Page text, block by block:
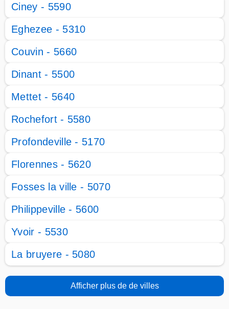
Ciney - 5590
Eghezee - 5310
Couvin - 5660
Dinant - 5500
Mettet - 5640
Rochefort - 5580
Profondeville - 5170
Florennes - 5620
Fosses la ville - 5070
Philippeville - 5600
Yvoir - 5530
La bruyere - 5080
Afficher plus de de villes